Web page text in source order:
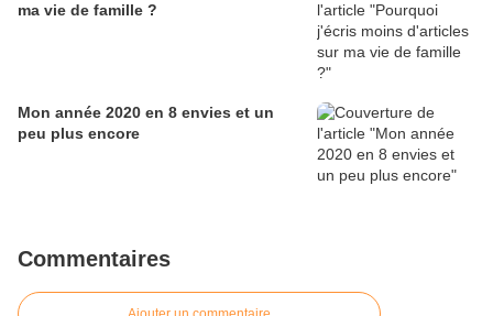
ma vie de famille ?
Mon année 2020 en 8 envies et un
peu plus encore
Commentaires